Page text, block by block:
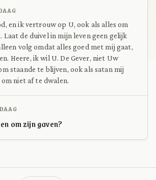
en ik vertrouw op U, ook als alles om
Laat de duivel in mijn leven geen gelijk
volg omdat alles goed met mij gaat,
Heere, ik wil U. De Gever, niet Uw
staande te blijven, ook als satan mij
niet af te dwalen.
om zijn gaven?